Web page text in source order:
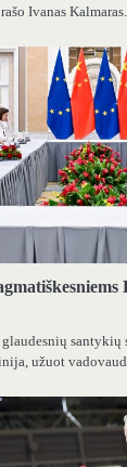
Ivanas
užuot